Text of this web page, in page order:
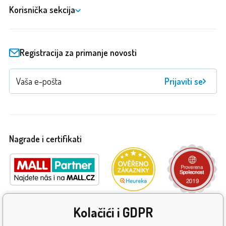
Korisnička sekcija
Registracija za primanje novosti
Prijaviti se
Nagrade i certifikati
Kolačići i GDPR